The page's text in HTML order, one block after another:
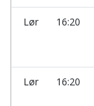
Lør 16:20
Lør 16:20